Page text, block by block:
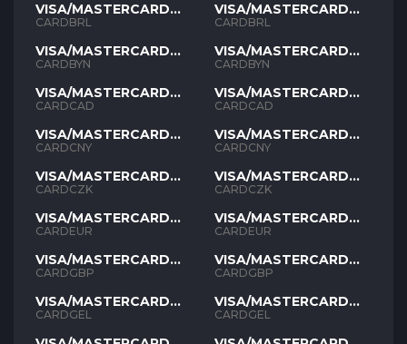
VISA/MASTERCARD
BRL
CARDBRL
VISA/MASTERCARD
BYN
CARDBYN
VISA/MASTERCARD
CAD
CARDCAD
VISA/MASTERCARD
CNY
CARDCNY
VISA/MASTERCARD
CZK
CARDCZK
VISA/MASTERCARD
EUR
CARDEUR
VISA/MASTERCARD
GBP
CARDGBP
VISA/MASTERCARD
GEL
CARDGEL
VISA/MASTERCARD
BRL
CARDBRL
VISA/MASTERCARD
BYN
CARDBYN
VISA/MASTERCARD
CAD
CARDCAD
VISA/MASTERCARD
CNY
CARDCNY
VISA/MASTERCARD
CZK
CARDCZK
VISA/MASTERCARD
EUR
CARDEUR
VISA/MASTERCARD
GBP
CARDGBP
VISA/MASTERCARD
GEL
CARDGEL